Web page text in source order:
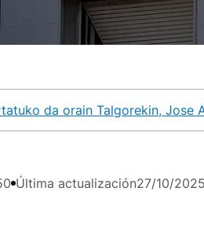
da orain Talgorekin, Jose
Última actualización27/10/